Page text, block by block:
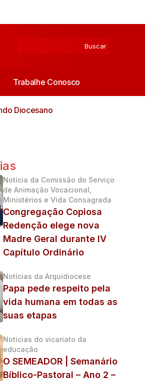
Trabalhe Conosco
Diocesano
Notícia da Comissão do Serviço
de Animação Vocacional,
Ministérios e Vida Consagrada
Congregação Copiosa
Redenção elege nova
Madre Geral durante IV
Capítulo Ordinário
Notícias da Arquidiocese
Papa pede respeito pela
vida humana em todas as
suas etapas
Noticias do vicariato da
educação
O SEMEADOR | Semanário
Bíblico-Pastoral – Ano 2 –